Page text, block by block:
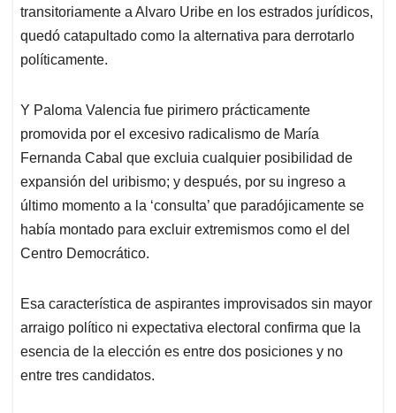
transitoriamente a Alvaro Uribe en los estrados jurídicos,
quedó catapultado como la alternativa para derrotarlo
políticamente.
Y Paloma Valencia fue pirimero prácticamente
promovida por el excesivo radicalismo de María
Fernanda Cabal que excluia cualquier posibilidad de
expansión del uribismo; y después, por su ingreso a
último momento a la ‘consulta’ que paradójicamente se
había montado para excluir extremismos como el del
Centro Democrático.
Esa característica de aspirantes improvisados sin mayor
arraigo político ni expectativa electoral confirma que la
esencia de la elección es entre dos posiciones y no
entre tres candidatos.